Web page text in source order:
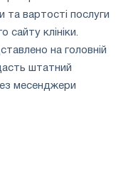
та вартості послуги
клініки.
на головній
штатний
месенджери